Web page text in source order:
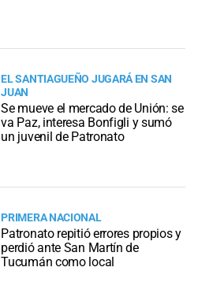
EL SANTIAGUEÑO JUGARÁ EN SAN
JUAN
Se mueve el mercado de Unión: se
va Paz, interesa Bonfigli y sumó
un juvenil de Patronato
PRIMERA NACIONAL
Patronato repitió errores propios y
perdió ante San Martín de
Tucumán como local